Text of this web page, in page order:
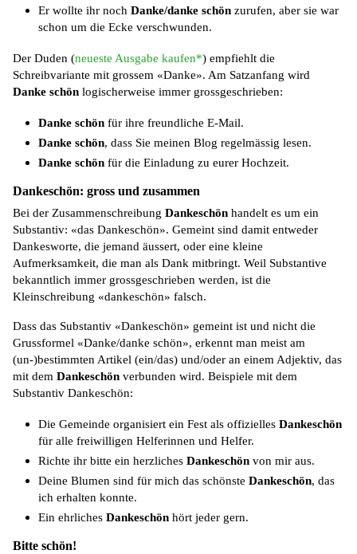
Er wollte ihr nochDanke/danke schön zurufen, aber sie war
schon um die Ecke verschwunden.
Der Duden (neueste Ausgabe kaufen*) empfiehlt die
Schreibvariante mit grossem «Danke». Am Satzanfang wird
Danke schön logischerweise immer grossgeschrieben:
Danke schön für ihre freundliche E-Mail.
Danke schön, dass Sie meinen Blog regelmässig lesen.
Danke schön für die Einladung zu eurer Hochzeit.
Dankeschön: gross und zusammen
Bei der ZusammenschreibungDankeschön handelt es um ein
Substantiv: «das Dankeschön». Gemeint sind damit entweder
Dankesworte, die jemand äussert, oder eine kleine
Aufmerksamkeit, die man als Dank mitbringt. Weil Substantive
bekanntlich immer grossgeschrieben werden, ist die
Kleinschreibung «dankeschön» falsch.
Dass das Substantiv «Dankeschön» gemeint ist und nicht die
Grussformel «Danke/danke schön», erkennt man meist am
(un-)bestimmten Artikel (ein/das) und/oder an einem Adjektiv, das
mit demDankeschön verbunden wird. Beispiele mit dem
Substantiv Dankeschön:
Die Gemeinde organisiert ein Fest als offiziellesDankeschön
für alle freiwilligen Helferinnen und Helfer.
Richte ihr bitte ein herzlichesDankeschön von mir aus.
Deine Blumen sind für mich das schönsteDankeschön, das
ich erhalten konnte.
Ein ehrlichesDankeschön hört jeder gern.
Bitte schön!